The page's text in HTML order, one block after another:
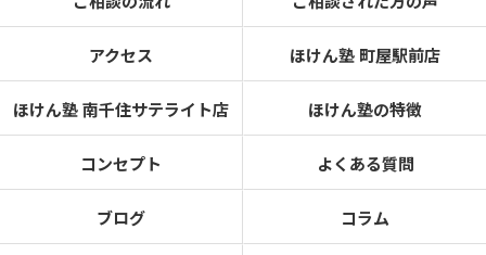
アクセス ほけん塾 町屋駅前店
ほけん塾 南千住サテライト店 ほけん塾の特徴
コンセプト よくある質問
ブログ コラム